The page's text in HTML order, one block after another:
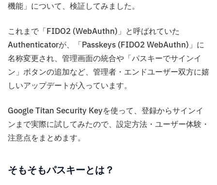
機能」について、検証してみました。
これまで「FIDO2 (WebAuthn)」と呼ばれていた
Authenticatorが、「Passkeys (FIDO2 WebAuthn)」に
名称変更され、管理画面の統合や「パスキーでサインイ
ン」ボタンの追加など、管理者・エンドユーザー双方に嬉
しいアップデートが入っています。
Google Titan Security Keyを使って、登録からサインイ
ンまで実際に試してみたので、設定方法・ユーザー体験・
注意点をまとめます。
そもそもパスキーとは？